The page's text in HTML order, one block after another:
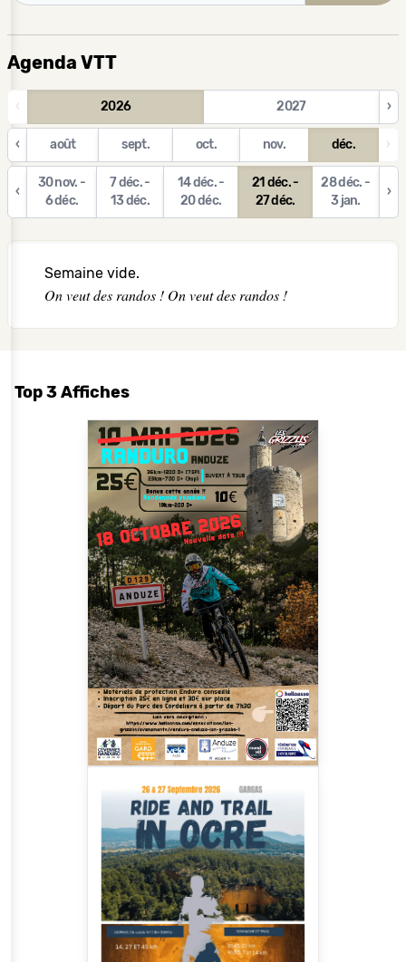
Agenda VTT
‹ 2026 2027 ›
‹ août sept. oct. nov. déc. ›
‹
30 nov. -
6 déc.
7 déc. -
13 déc.
14 déc. -
20 déc.
21 déc. -
27 déc.
28 déc. -
3 jan.
›
Semaine vide.
On veut des randos ! On veut des randos !
Top 3 Affiches